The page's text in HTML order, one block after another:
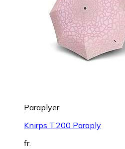
Paraplyer
Knirps T.200 Paraply
fr.